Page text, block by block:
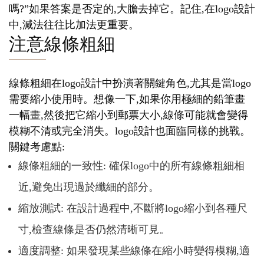
嗎?”如果答案是否定的,大膽去掉它。記住,在logo設計
中,減法往往比加法更重要。
注意線條粗細
線條粗細在logo設計中扮演著關鍵角色,尤其是當logo
需要縮小使用時。想像一下,如果你用極細的鉛筆畫
一幅畫,然後把它縮小到郵票大小,線條可能就會變得
模糊不清或完全消失。logo設計也面臨同樣的挑戰。
關鍵考慮點:
線條粗細的一致性: 確保logo中的所有線條粗細相
近,避免出現過於纖細的部分。
縮放測試: 在設計過程中,不斷將logo縮小到各種尺
寸,檢查線條是否仍然清晰可見。
適度調整: 如果發現某些線條在縮小時變得模糊,適